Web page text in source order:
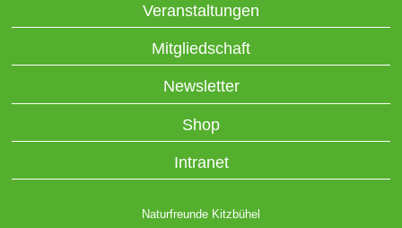
Veranstaltungen
Mitgliedschaft
Newsletter
Shop
Intranet
Naturfreunde Kitzbühel